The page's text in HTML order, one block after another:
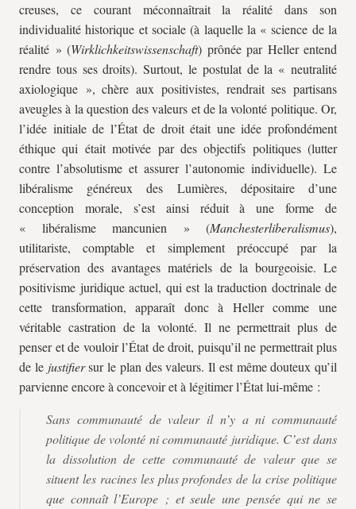
creuses, ce courant méconnaîtrait la réalité dans son
individualité historique et sociale (à laquelle la « science de la
réalité » (Wirklichkeitswissenschaft) prônée par Heller entend
rendre tous ses droits). Surtout, le postulat de la « neutralité
axiologique », chère aux positivistes, rendrait ses partisans
aveugles à la question des valeurs et de la volonté politique. Or,
l’idée initiale de l’État de droit était une idée profondément
éthique qui était motivée par des objectifs politiques (lutter
contre l’absolutisme et assurer l’autonomie individuelle). Le
libéralisme généreux des Lumières, dépositaire d’une
conception morale, s’est ainsi réduit à une forme de
« libéralisme mancunien » (Manchesterliberalismus),
utilitariste, comptable et simplement préoccupé par la
préservation des avantages matériels de la bourgeoisie. Le
positivisme juridique actuel, qui est la traduction doctrinale de
cette transformation, apparaît donc à Heller comme une
véritable castration de la volonté. Il ne permettrait plus de
penser et de vouloir l’État de droit, puisqu’il ne permettrait plus
de le justifiersur le plan des valeurs. Il est même douteux qu’il
parvienne encore à concevoir et à légitimer l’État lui-même :
Sans communauté de valeur il n’y a ni communauté
politique de volonté ni communauté juridique. C’est dans
la dissolution de cette communauté de valeur que se
situent les racines les plus profondes de la crise politique
que connaît l’Europe ; et seule une pensée qui ne se